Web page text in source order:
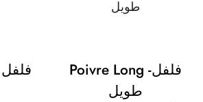
Poivre Long -فلفل
طويل